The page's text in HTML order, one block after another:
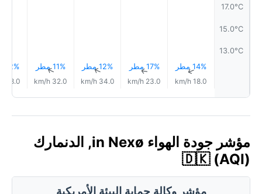
17.0°C
15.0°C
13.0°C
14% مطر↑
18.0 km/h
17% مطر↑
23.0 km/h
12% مطر↑
34.0 km/h
11% مطر↑
32.0 km/h
12% مطر
28.0 km/h
مؤشر جودة الهواء in Nexø, الدنمارك
🇩🇰 (AQI)
مؤشر وكالة حماية البيئة الأمريكية